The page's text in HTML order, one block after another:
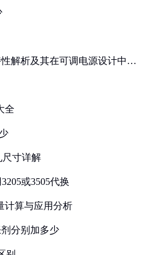
解析及其在可调电源设计中的
全
尺寸详解
或3505代换
计算与应用分析
分别加多少